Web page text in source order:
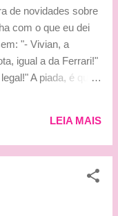
de novidades sobre
com o que eu dei
"- Vivian, a
igual a da Ferrari!"
A piada, é que
mais algumas
sendo testada por
LEIA MAIS